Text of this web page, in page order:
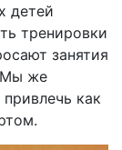
детей
тренировки
занятия
Мы же
как